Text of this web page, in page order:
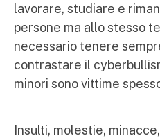
lavorare, studiare e
persone ma allo stesso
necessario tenere
contrastare il
minori sono vittime
Insulti, molestie,